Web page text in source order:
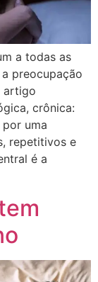
a todas as
preocupação
artigo
crônica:
uma
repetitivos e
é a